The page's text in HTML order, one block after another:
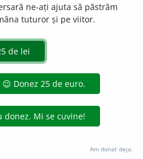
(a)rațe, megl.
cf. it.,port.
a răcori; a căpăta o
frigider);răcitor, s. n.
ne-ați ajuta să păstrăm
tuturor și pe viitor.
Am donat deja.